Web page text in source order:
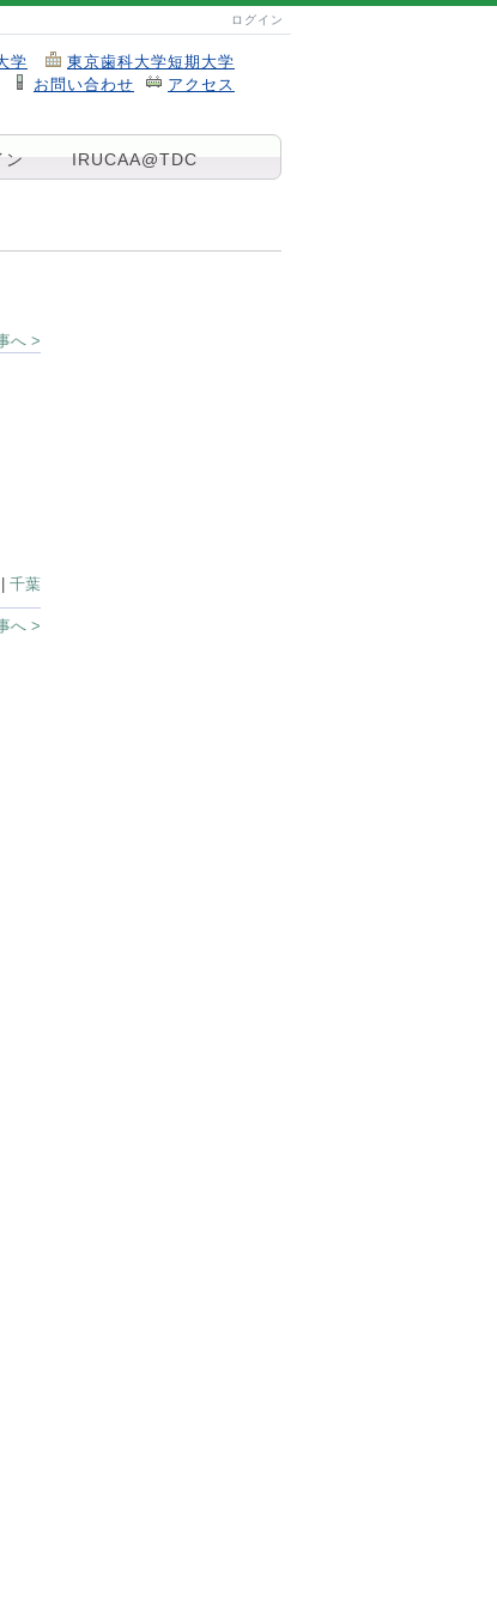
ログイン
学
東京歯科大学短期大学
お問い合わせ
アクセス
ン IRUCAA@TDC
へ >
千葉
へ >